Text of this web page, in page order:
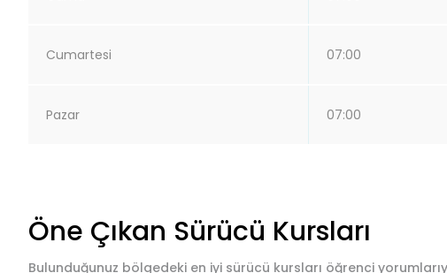
Cumartesi 07:00
Pazar 07:00
Öne Çıkan Sürücü Kursları
Bulunduğunuz bölgedeki en iyi sürücü kursları öğrenci